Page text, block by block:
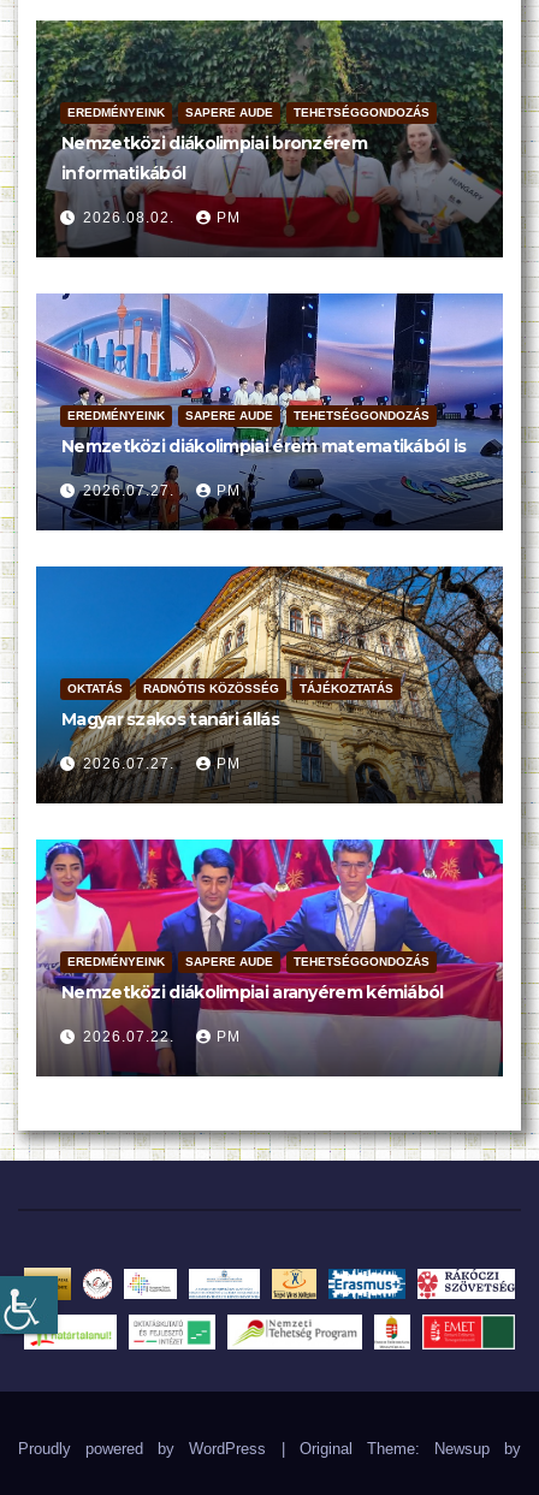
EREDMÉNYEINK SAPERE AUDE TEHETSÉGGONDOZÁS
Nemzetközi diákolimpiai bronzérem
informatikából
2026.08.02. PM
EREDMÉNYEINK SAPERE AUDE TEHETSÉGGONDOZÁS
Nemzetközi diákolimpiai érem matematikából is
2026.07.27. PM
OKTATÁS RADNÓTIS KÖZÖSSÉG TÁJÉKOZTATÁS
Magyar szakos tanári állás
2026.07.27. PM
EREDMÉNYEINK SAPERE AUDE TEHETSÉGGONDOZÁS
Nemzetközi diákolimpiai aranyérem kémiából
2026.07.22. PM
Proudly powered by WordPress | Original Theme: Newsup by